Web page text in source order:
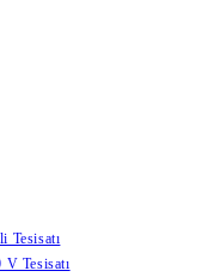
Tesisatı
Tesisatı